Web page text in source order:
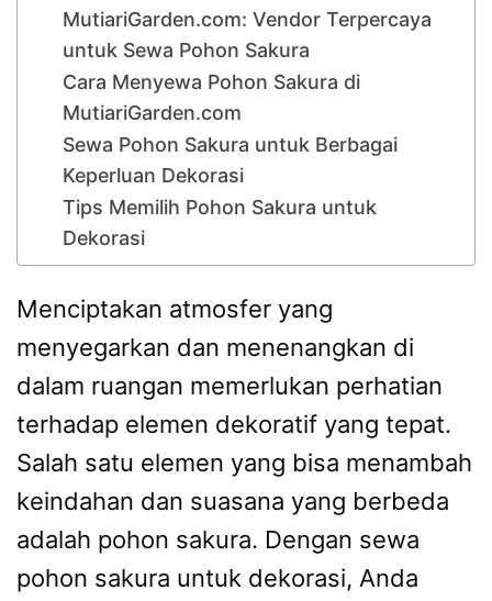
MutiariGarden.com: Vendor Terpercaya
untuk Sewa Pohon Sakura
Cara Menyewa Pohon Sakura di
MutiariGarden.com
Sewa Pohon Sakura untuk Berbagai
Keperluan Dekorasi
Tips Memilih Pohon Sakura untuk
Dekorasi
Menciptakan atmosfer yang
menyegarkan dan menenangkan di
dalam ruangan memerlukan perhatian
terhadap elemen dekoratif yang tepat.
Salah satu elemen yang bisa menambah
keindahan dan suasana yang berbeda
adalah pohon sakura. Dengan sewa
pohon sakura untuk dekorasi, Anda